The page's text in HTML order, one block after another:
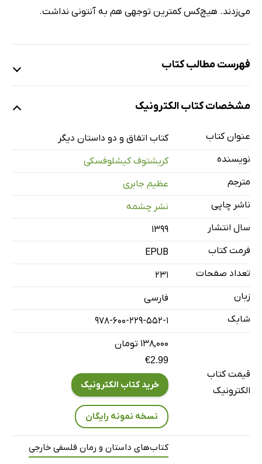
می‌زدند. هیچ‌کس کمترین توجهی هم به آنتونی نداشت.
فهرست مطالب کتاب
آماتور
اتفاق و سرنوشت (مصاحبه با هانا کرال)
مشخصات کتاب الکترونیک
عنوان کتاب
کتاب اتفاق و دو داستان دیگر
نویسنده
کریشتوف کیشلوفسکی
مترجم
عظیم جابری
ناشر چاپی
نشر چشمه
سال انتشار
۱۳۹۹
فرمت کتاب
EPUB
تعداد صفحات
231
زبان
فارسی
شابک
978-600-229-552-1
قیمت کتاب
الکترونیک
۱۳۸,۰۰۰ تومان
€2.99
خرید کتاب الکترونیک
نسخه نمونه رایگان
کتاب‌های داستان و رمان فلسفی خارجی